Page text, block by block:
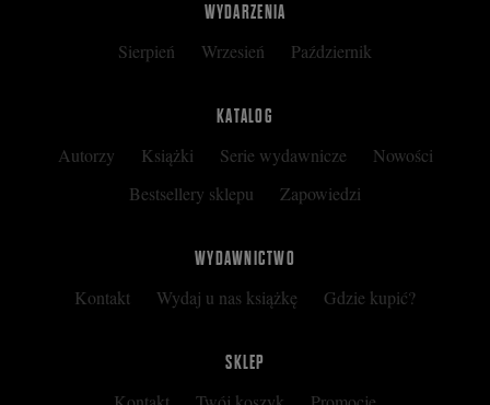
WYDARZENIA
Sierpień Wrzesień Październik
KATALOG
Autorzy Książki Serie wydawnicze
Nowości
Bestsellery sklepu
Zapowiedzi
WYDAWNICTWO
Kontakt Wydaj u nas książkę Gdzie kupić?
SKLEP